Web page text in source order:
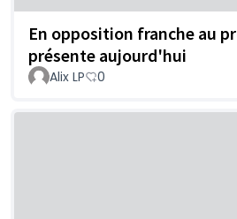
En opposition franche au
présente aujourd'hui
Alix LP 0